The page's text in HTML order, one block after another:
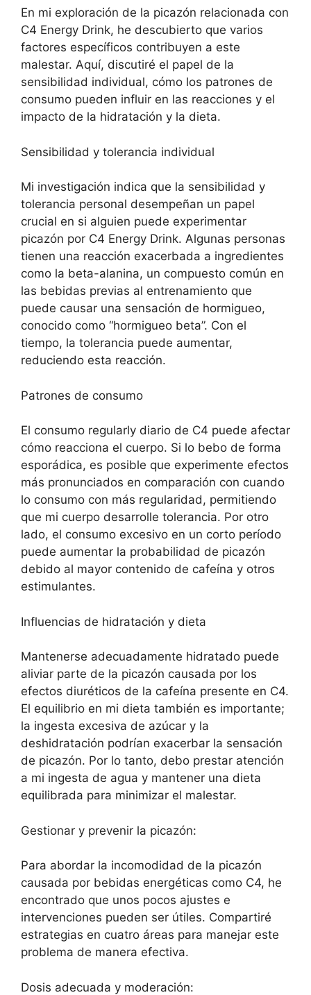
En mi exploración de la picazón relacionada con
C4 Energy Drink, he descubierto que varios
factores específicos contribuyen a este
malestar. Aquí, discutiré el papel de la
sensibilidad individual, cómo los patrones de
consumo pueden influir en las reacciones y el
impacto de la hidratación y la dieta.
Sensibilidad y tolerancia individual
Mi investigación indica que la sensibilidad y
tolerancia personal desempeñan un papel
crucial en si alguien puede experimentar
picazón por C4 Energy Drink. Algunas personas
tienen una reacción exacerbada a ingredientes
como la beta-alanina, un compuesto común en
las bebidas previas al entrenamiento que
puede causar una sensación de hormigueo,
conocido como “hormigueo beta”. Con el
tiempo, la tolerancia puede aumentar,
reduciendo esta reacción.
Patrones de consumo
El consumo regularly diario de C4 puede afectar
cómo reacciona el cuerpo. Si lo bebo de forma
esporádica, es posible que experimente efectos
más pronunciados en comparación con cuando
lo consumo con más regularidad, permitiendo
que mi cuerpo desarrolle tolerancia. Por otro
lado, el consumo excesivo en un corto período
puede aumentar la probabilidad de picazón
debido al mayor contenido de cafeína y otros
estimulantes.
Influencias de hidratación y dieta
Mantenerse adecuadamente hidratado puede
aliviar parte de la picazón causada por los
efectos diuréticos de la cafeína presente en C4.
El equilibrio en mi dieta también es importante;
la ingesta excesiva de azúcar y la
deshidratación podrían exacerbar la sensación
de picazón. Por lo tanto, debo prestar atención
a mi ingesta de agua y mantener una dieta
equilibrada para minimizar el malestar.
Gestionar y prevenir la picazón:
Para abordar la incomodidad de la picazón
causada por bebidas energéticas como C4, he
encontrado que unos pocos ajustes e
intervenciones pueden ser útiles. Compartiré
estrategias en cuatro áreas para manejar este
problema de manera efectiva.
Dosis adecuada y moderación: